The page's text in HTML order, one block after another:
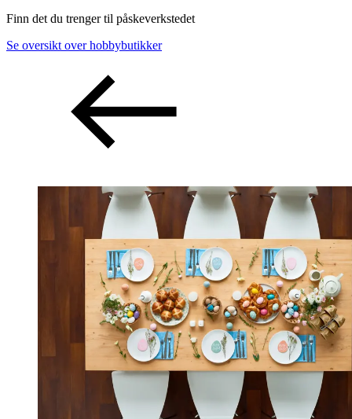
Finn det du trenger til påskeverkstedet
Se oversikt over hobbybutikker